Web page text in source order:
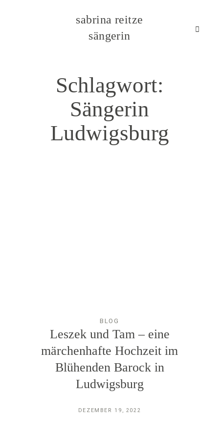
sabrina reitze
sängerin
sabrina reitze sängerin
ÜBER MICH
EINDRÜCKE
Schlagwort:
Sängerin
Ludwigsburg
BLOG
Leszek und Tam – eine
märchenhafte Hochzeit im
Blühenden Barock in
Ludwigsburg
DEZEMBER 19, 2022